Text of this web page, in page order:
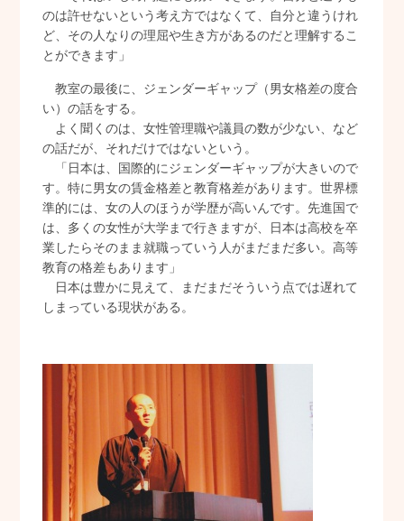
のは許せないという考え方ではなくて、自分と違うけれ
ど、その人なりの理屈や生き方があるのだと理解するこ
とができます」
教室の最後に、ジェンダーギャップ（男女格差の度合
い）の話をする。
よく聞くのは、女性管理職や議員の数が少ない、など
の話だが、それだけではないという。
「日本は、国際的にジェンダーギャップが大きいので
す。特に男女の賃金格差と教育格差があります。世界標
準的には、女の人のほうが学歴が高いんです。先進国で
は、多くの女性が大学まで行きますが、日本は高校を卒
業したらそのまま就職っていう人がまだまだ多い。高等
教育の格差もあります」
日本は豊かに見えて、まだまだそういう点では遅れて
しまっている現状がある。